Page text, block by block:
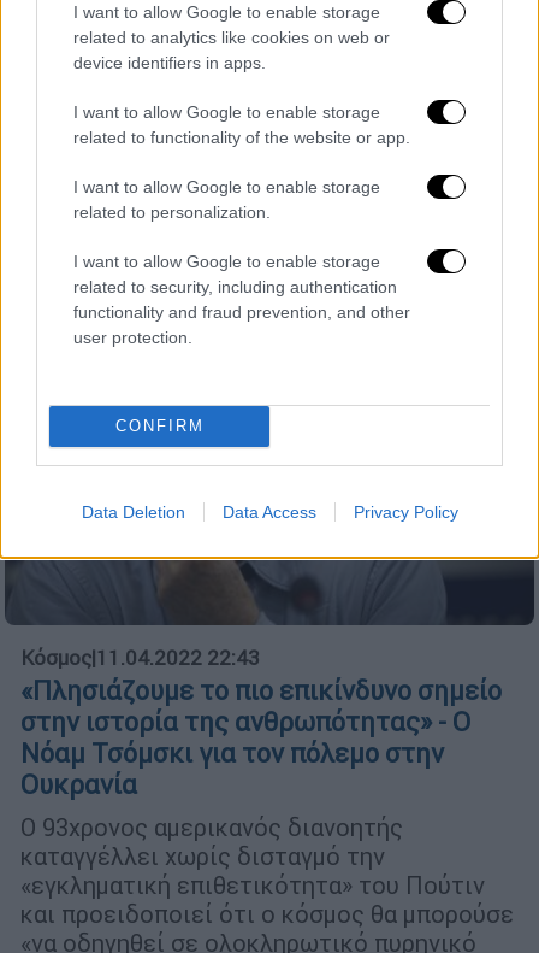
I want to allow Google to enable storage
related to analytics like cookies on web or
device identifiers in apps.
I want to allow Google to enable storage
related to functionality of the website or app.
I want to allow Google to enable storage
related to personalization.
I want to allow Google to enable storage
related to security, including authentication
functionality and fraud prevention, and other
user protection.
CONFIRM
Data Deletion Data Access Privacy Policy
Τήνος: «Αυτός ο άνθρωπος με απειλεί»
έλεγε ο αγιογράφος για τον 90χρονο -
Φίλος του 50χρονου αγιογράφου
αποκαλύπτει τις καθημερινές εντάσεις -
Τον κατηγορούσε για δηλητήριο στο πηγάδι
του - «Αυτός ο άνθρωπος με απειλεί» έλεγε
Κόσμος|11.04.2022 22:43
«Πλησιάζουμε το πιο επικίνδυνο σημείο
στην ιστορία της ανθρωπότητας» - Ο
Νόαμ Τσόμσκι για τον πόλεμο στην
Ουκρανία
Ο 93χρονος αμερικανός διανοητής
καταγγέλλει χωρίς δισταγμό την
«εγκληματική επιθετικότητα» του Πούτιν
και προειδοποιεί ότι ο κόσμος θα μπορούσε
«να οδηγηθεί σε ολοκληρωτικό πυρηνικό